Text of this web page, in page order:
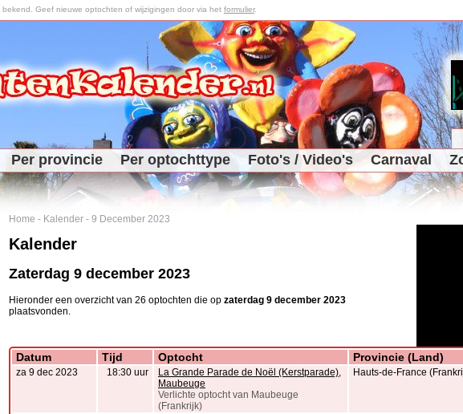
bekend. Geef nieuwe optochten of wijzigingen door via het formulier.
Per provincie Per optochttype Foto's / Video's Carnaval
Home - Kalender - 9 December 2023
Kalender
Zaterdag 9 december 2023
Hieronder een overzicht van 26 optochten die op zaterdag 9 december 2023
plaatsvonden.
Datum Tijd Optocht Provincie (Land)
za 9 dec 2023 18:30 uur
La Grande Parade de Noël (Kerstparade),
Maubeuge
Verlichte optocht van Maubeuge
(Frankrijk)
Hauts-de-France